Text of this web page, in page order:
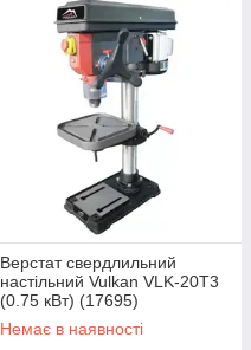
Верстат свердлильний
настільний Vulkan VLK-20T3
(0.75 кВт) (17695)
Немає в наявності